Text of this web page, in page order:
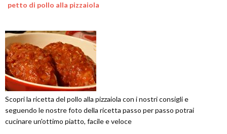
petto di pollo alla pizzaiola
Scopri la ricetta del pollo alla pizzaiola con i nostri consigli e
seguendo le nostre foto della ricetta passo per passo potrai
cucinare un'ottimo piatto, facile e veloce